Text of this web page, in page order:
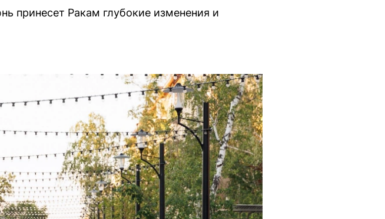
принесет Ракам глубокие изменения и